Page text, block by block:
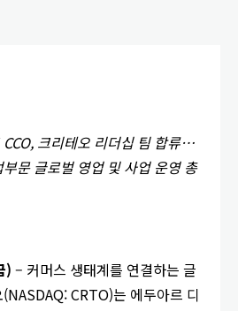
CCO, 크리테오 리더십 팀 합류…
문 글로벌 영업 및 사업 운영 총
) – 커머스 생태계를 연결하는 글
CRTO)는 에두아르 디